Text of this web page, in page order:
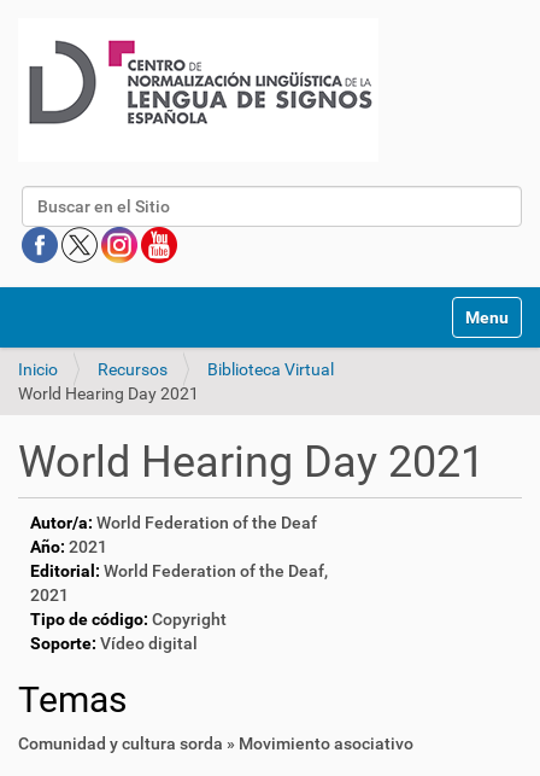
Buscar
Mostrar/
Inicio Recursos
Biblioteca Virtual
World Hearing Day 2021
World Hearing Day 2021
Autor/a: World Federation of the Deaf
Año: 2021
Editorial: World Federation of the Deaf,
2021
Tipo de código: Copyright
Soporte: Vídeo digital
Temas
Comunidad y cultura sorda » Movimiento asociativo